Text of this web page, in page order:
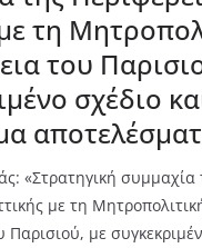
τη
του
σχέδιο
«Στρατηγική συμμαχία
με τη
Παρισιού, με